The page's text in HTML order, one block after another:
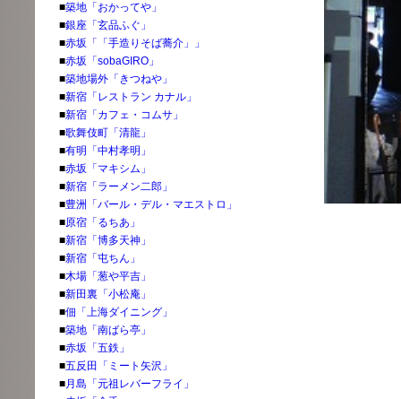
■築地「おかってや」
■銀座「玄品ふぐ」
■赤坂「「手造りそば蕎介」」
■赤坂「sobaGIRO」
■築地場外「きつねや」
■新宿「レストラン カナル」
■新宿「カフェ・コムサ」
■歌舞伎町「清龍」
■有明「中村孝明」
■赤坂「マキシム」
■新宿「ラーメン二郎」
■豊洲「バール・デル・マエストロ」
■原宿「るちあ」
■新宿「博多天神」
■新宿「屯ちん」
■木場「葱や平吉」
■新田裏「小松庵」
■佃「上海ダイニング」
■築地「南ばら亭」
■赤坂「五鉄」
■五反田「ミート矢沢」
■月島「元祖レバーフライ」